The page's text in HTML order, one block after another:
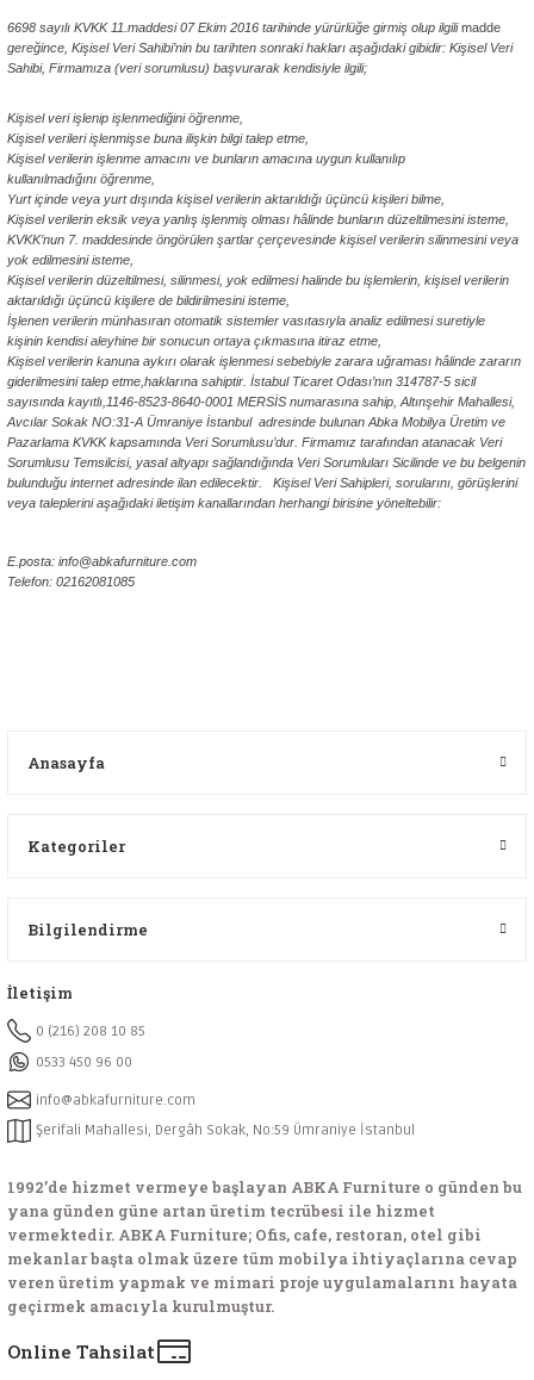
6698 sayılı KVKK 11.maddesi 07 Ekim 2016 tarihinde yürürlüğe girmiş olup ilgilimadde
gereğince, Kişisel Veri Sahibi’nin bu tarihten sonraki hakları aşağıdaki gibidir: Kişisel Veri
Sahibi, Firmamıza (veri sorumlusu) başvurarak kendisiyle ilgili;
Kişisel veri işlenip işlenmediğini öğrenme,
Kişisel verileri işlenmişse buna ilişkin bilgi talep etme,
Kişisel verilerin işlenme amacını ve bunların amacına uygun kullanılıp
kullanılmadığını öğrenme,
Yurt içinde veya yurt dışında kişisel verilerin aktarıldığı üçüncü kişileri bilme,
Kişisel verilerin eksik veya yanlış işlenmiş olması hâlinde bunların düzeltilmesini isteme,
KVKK’nun 7. maddesinde öngörülen şartlar çerçevesinde kişisel verilerin silinmesini veya
yok edilmesini isteme,
Kişisel verilerin düzeltilmesi, silinmesi, yok edilmesi halinde bu işlemlerin, kişisel verilerin
aktarıldığı üçüncü kişilere de bildirilmesini isteme,
İşlenen verilerin münhasıran otomatik sistemler vasıtasıyla analiz edilmesi suretiyle
kişinin kendisi aleyhine bir sonucun ortaya çıkmasına itiraz etme,
Kişisel verilerin kanuna aykırı olarak işlenmesi sebebiyle zarara uğraması hâlinde zararın
giderilmesini talep etme, haklarına sahiptir. İstabul Ticaret Odası’nın 314787-5 sicil
sayısında kayıtlı,1146-8523-8640-0001 MERSİS numarasına sahip, Altınşehir Mahallesi,
Avcılar Sokak NO:31-A Ümraniye İstanbul adresinde bulunan Abka Mobilya Üretim ve
Pazarlama KVKK kapsamında Veri Sorumlusu’dur. Firmamız tarafından atanacak Veri
Sorumlusu Temsilcisi, yasal altyapı sağlandığında Veri Sorumluları Sicilinde ve bu belgenin
bulunduğu internet adresinde ilan edilecektir. Kişisel Veri Sahipleri, sorularını, görüşlerini
veya taleplerini aşağıdaki iletişim kanallarından herhangi birisine yöneltebilir:
E.posta: info@abkafurniture.com
Telefon: 02162081085
Anasayfa
Kategoriler
Bilgilendirme
İletişim
0 (216) 208 10 85
0533 450 96 00
info@abkafurniture.com
Şerifali Mahallesi, Dergâh Sokak, No:59 Ümraniye İstanbul
1992’de hizmet vermeye başlayan ABKA Furniture o günden bu
yana günden güne artan üretim tecrübesi ile hizmet
vermektedir. ABKA Furniture; Ofis, cafe, restoran, otel gibi
mekanlar başta olmak üzere tüm mobilya ihtiyaçlarına cevap
veren üretim yapmak ve mimari proje uygulamalarını hayata
geçirmek amacıyla kurulmuştur.
Online Tahsilat